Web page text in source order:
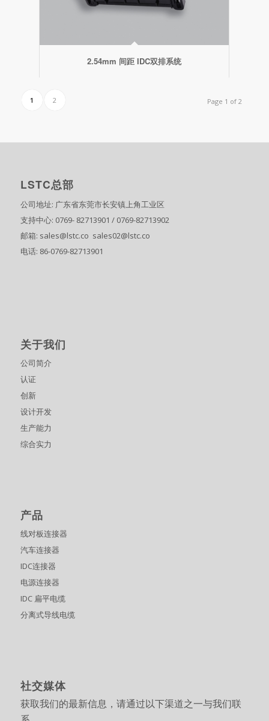
2.54mm 间距 IDC双排系统
Page 1 of 2
1 2
LSTC总部
公司地址: 广东省东莞市长安镇上角工业区
支持中心: 0769- 82713901 / 0769-82713902
邮箱: sales@lstc.co sales02@lstc.co
电话: 86-0769-82713901
关于我们
公司简介
认证
创新
设计开发
生产能力
综合实力
产品
线对板连接器
汽车连接器
IDC连接器
电源连接器
IDC 扁平电缆
分离式导线电缆
社交媒体
获取我们的最新信息，请通过以下渠道之一与我们联